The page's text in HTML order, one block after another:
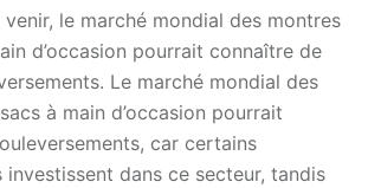
venir, le marché mondial des montres
d’occasion pourrait connaître de
Le marché mondial des
à main d’occasion pourrait
car certains
investissent dans ce secteur, tandis